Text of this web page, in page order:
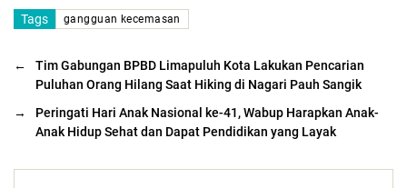
Tags gangguan kecemasan
←
Tim Gabungan BPBD Limapuluh Kota Lakukan Pencarian
Puluhan Orang Hilang Saat Hiking di Nagari Pauh Sangik
→
Peringati Hari Anak Nasional ke-41, Wabup Harapkan Anak-
Anak Hidup Sehat dan Dapat Pendidikan yang Layak